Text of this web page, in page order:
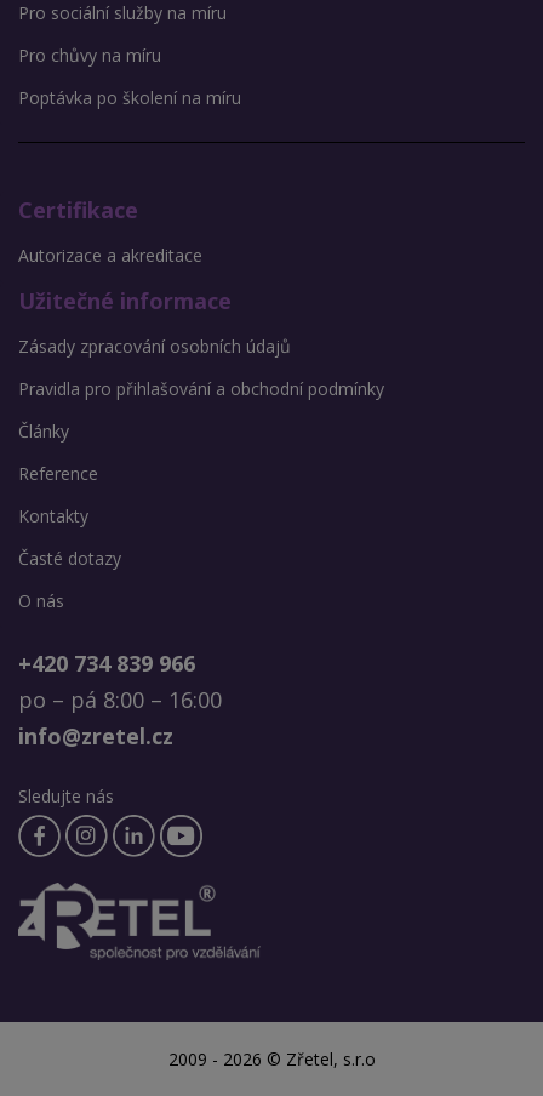
Pro sociální služby na míru
Pro chůvy na míru
Poptávka po školení na míru
Certifikace
Autorizace a akreditace
Užitečné informace
Zásady zpracování osobních údajů
Pravidla pro přihlašování a obchodní podmínky
Články
Reference
Kontakty
Časté dotazy
O nás
+420 734 839 966
po – pá 8:00 – 16:00
info@zretel.cz
Sledujte nás
2009 - 2026 © Zřetel, s.r.o